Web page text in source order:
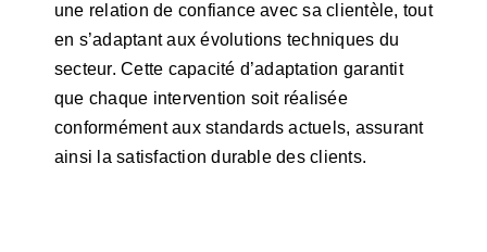
une relation de confiance avec sa clientèle, tout
en s’adaptant aux évolutions techniques du
secteur. Cette capacité d’adaptation garantit
que chaque intervention soit réalisée
conformément aux standards actuels, assurant
ainsi la satisfaction durable des clients.